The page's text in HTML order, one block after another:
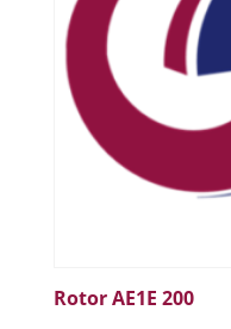
Rotor AE1E 200